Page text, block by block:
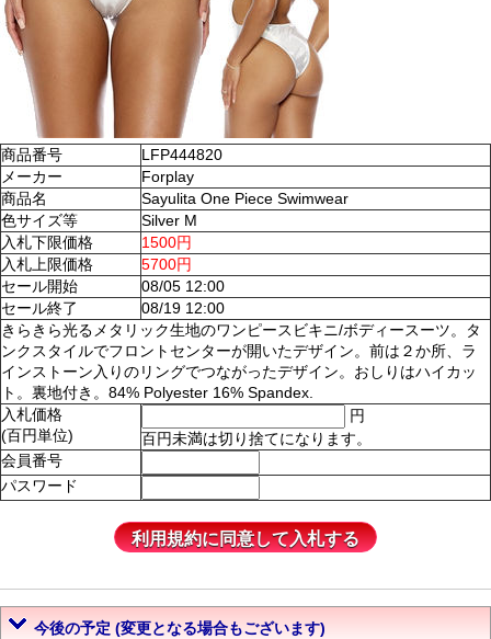
商品番号
LFP444820
メーカー
Forplay
商品名
Sayulita One Piece Swimwear
色サイズ等
Silver M
入札下限価格
1500円
入札上限価格
5700円
セール開始
08/05 12:00
セール終了
08/19 12:00
きらきら光るメタリック生地のワンピースビキニ/ボディースーツ。タ
ンクスタイルでフロントセンターが開いたデザイン。前は２か所、ラ
インストーン入りのリングでつながったデザイン。おしりはハイカッ
ト。裏地付き。84% Polyester 16% Spandex.
入札価格
(百円単位)
円
百円未満は切り捨てになります。
会員番号
パスワード
今後の予定 (変更となる場合もございます)